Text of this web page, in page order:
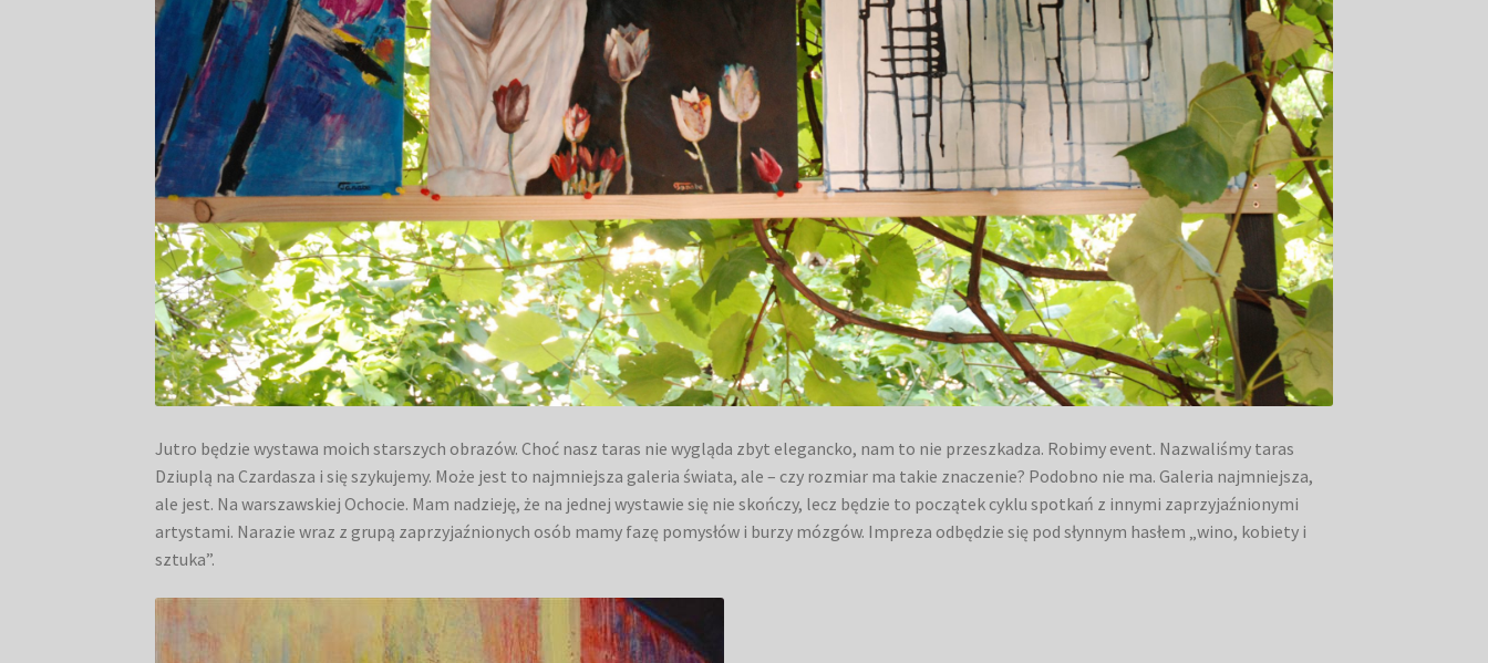
Jutro będzie wystawa moich starszych obrazów. Choć nasz taras nie wygląda zbyt elegancko, nam to nie przeszkadza. Robimy event. Nazwaliśmy taras
Dziuplą na Czardasza i się szykujemy. Może jest to najmniejsza galeria świata, ale – czy rozmiar ma takie znaczenie? Podobno nie ma. Galeria najmniejsza,
ale jest. Na warszawskiej Ochocie. Mam nadzieję, że na jednej wystawie się nie skończy, lecz będzie to początek cyklu spotkań z innymi zaprzyjaźnionymi
artystami. Narazie wraz z grupą zaprzyjaźnionych osób mamy fazę pomysłów i burzy mózgów. Impreza odbędzie się pod słynnym hasłem „wino, kobiety i
sztuka”.